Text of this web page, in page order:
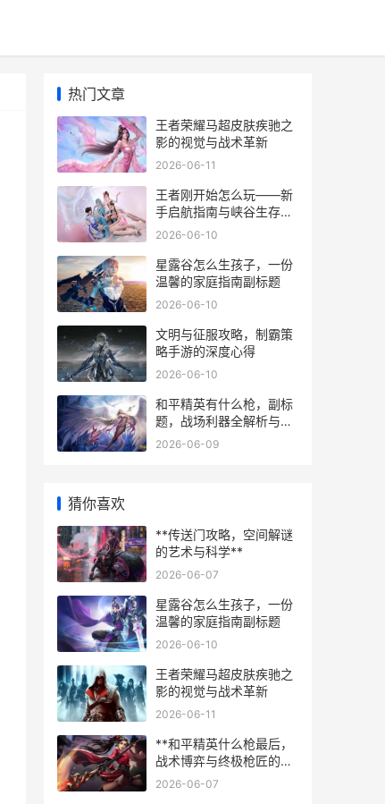
热门文章
王者荣耀马超皮肤疾驰之
影的视觉与战术革新
2026-06-11
王者刚开始怎么玩——新
手启航指南与峡谷生存法
则
2026-06-10
星露谷怎么生孩子，一份
温馨的家庭指南副标题
2026-06-10
文明与征服攻略，制霸策
略手游的深度心得
2026-06-10
和平精英有什么枪，副标
题，战场利器全解析与深
度战术指南
2026-06-09
猜你喜欢
**传送门攻略，空间解谜
的艺术与科学**
2026-06-07
星露谷怎么生孩子，一份
温馨的家庭指南副标题
2026-06-10
王者荣耀马超皮肤疾驰之
影的视觉与战术革新
2026-06-11
**和平精英什么枪最后，
战术博弈与终极枪匠的哲
学副标题**
2026-06-07